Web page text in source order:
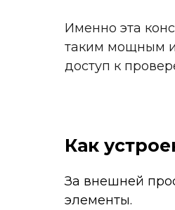
Именно эта
таким мощным
доступ к
Как
За внешней
элементы.